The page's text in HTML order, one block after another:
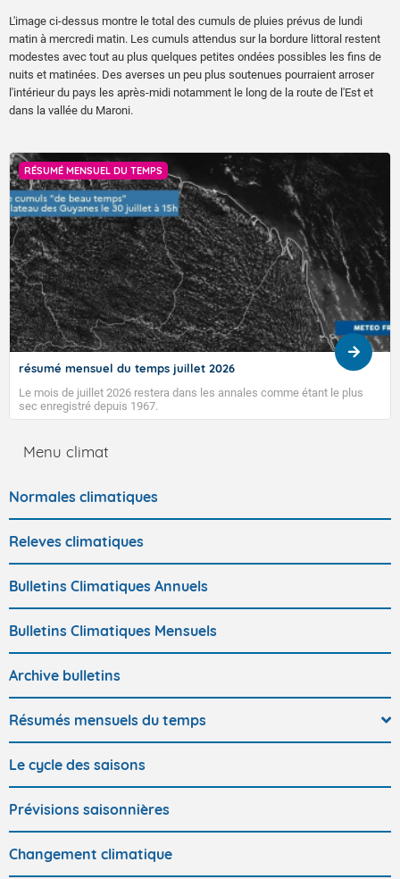
L'image ci-dessus montre le total des cumuls de pluies prévus de lundi
matin à mercredi matin. Les cumuls attendus sur la bordure littoral restent
modestes avec tout au plus quelques petites ondées possibles les fins de
nuits et matinées. Des averses un peu plus soutenues pourraient arroser
l'intérieur du pays les après-midi notamment le long de la route de l'Est et
dans la vallée du Maroni.
RÉSUMÉ MENSUEL DU TEMPS
résumé mensuel du temps juillet 2026
Le mois de juillet 2026 restera dans les annales comme étant le plus
sec enregistré depuis 1967.
Menu climat
Normales climatiques
Releves climatiques
Bulletins Climatiques Annuels
Bulletins Climatiques Mensuels
Archive bulletins
Résumés mensuels du temps
Le cycle des saisons
Prévisions saisonnières
Changement climatique